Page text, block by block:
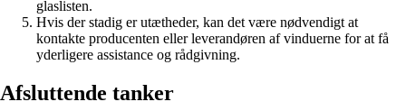
glaslisten.
Hvis der stadig er utætheder, kan det være nødvendigt at
kontakte producenten eller leverandøren af vinduerne for at få
yderligere assistance og rådgivning.
Afsluttende tanker